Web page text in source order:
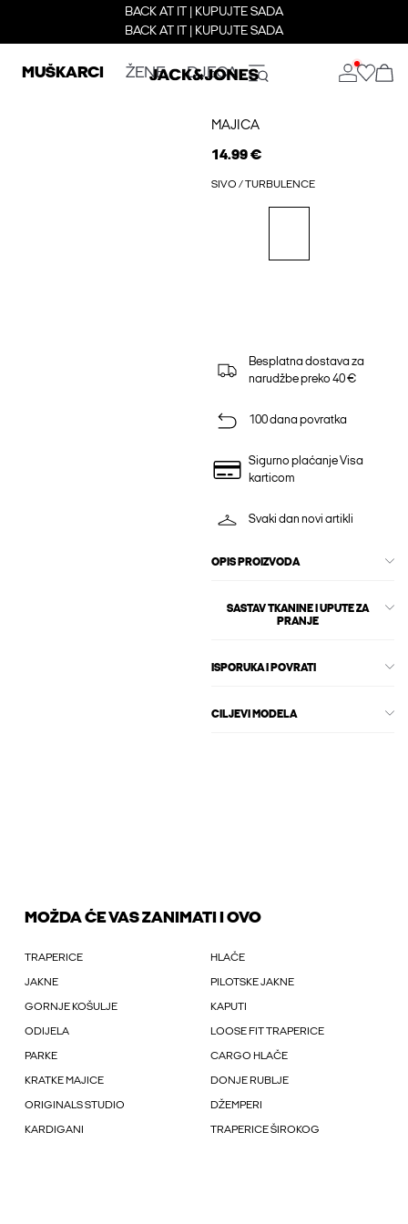
BACK AT IT | KUPUJTE SADA
BACK AT IT | KUPUJTE SADA
MUŠKARCI ŽENE DJECA
MAJICA
14.99 €
SIVO / TURBULENCE
Besplatna dostava za
narudžbe preko 40 €
100 dana povratka
Sigurno plaćanje Visa
karticom
Svaki dan novi artikli
OPIS PROIZVODA
SASTAV TKANINE I UPUTE ZA
PRANJE
ISPORUKA I POVRATI
CILJEVI MODELA
MOŽDA ĆE VAS ZANIMATI I OVO
TRAPERICE HLAČE
JAKNE PILOTSKE JAKNE
GORNJE KOŠULJE KAPUTI
ODIJELA LOOSE FIT TRAPERICE
PARKE CARGO HLAČE
KRATKE MAJICE DONJE RUBLJE
ORIGINALS STUDIO DŽEMPERI
KARDIGANI TRAPERICE ŠIROKOG